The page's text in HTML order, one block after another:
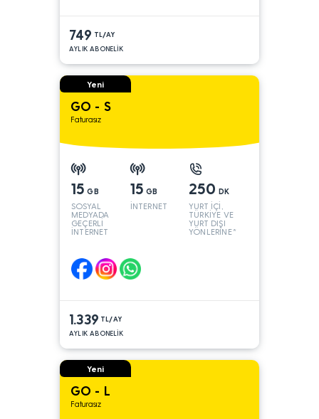
749 TL/AY
AYLIK ABONELİK
Yeni
GO - S
Faturasız
15 GB
SOSYAL
MEDYADA
GEÇERLİ
İNTERNET
15 GB
İNTERNET
250 DK
YURT İÇİ,
TÜRKİYE VE
YURT DIŞI
YÖNLERİNE*
1.339 TL/AY
AYLIK ABONELİK
Yeni
GO - L
Faturasız